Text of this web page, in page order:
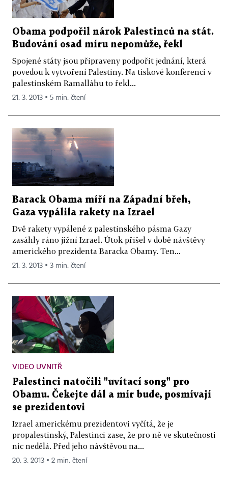
Obama podpořil nárok Palestinců na stát.
Budování osad míru nepomůže, řekl
Spojené státy jsou připraveny podpořit jednání, která
povedou k vytvoření Palestiny. Na tiskové konferenci v
palestinském Ramalláhu to řekl...
21. 3. 2013 ▪ 5 min. čtení
Barack Obama míří na Západní břeh,
Gaza vypálila rakety na Izrael
Dvě rakety vypálené z palestinského pásma Gazy
zasáhly ráno jižní Izrael. Útok přišel v době návštěvy
amerického prezidenta Baracka Obamy. Ten...
21. 3. 2013 ▪ 3 min. čtení
VIDEO UVNITŘ
Palestinci natočili "uvítací song" pro
Obamu. Čekejte dál a mír bude, posmívají
se prezidentovi
Izrael americkému prezidentovi vyčítá, že je
propalestinský, Palestinci zase, že pro ně ve skutečnosti
nic nedělá. Před jeho návštěvou na...
20. 3. 2013 ▪ 2 min. čtení